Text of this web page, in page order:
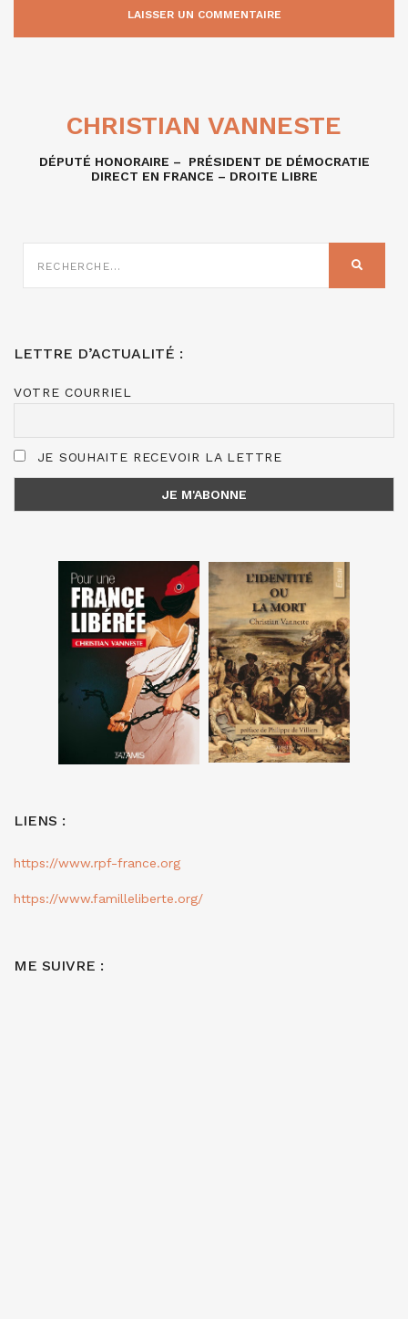
CHRISTIAN VANNESTE
DÉPUTÉ HONORAIRE – PRÉSIDENT DE DÉMOCRATIE
DIRECT EN FRANCE – DROITE LIBRE
SUR
LETTRE D’ACTUALITÉ :
VOTRE COURRIEL
JE SOUHAITE RECEVOIR LA LETTRE
LIENS :
https://www.rpf-france.org
https://www.familleliberte.org/
ME SUIVRE :